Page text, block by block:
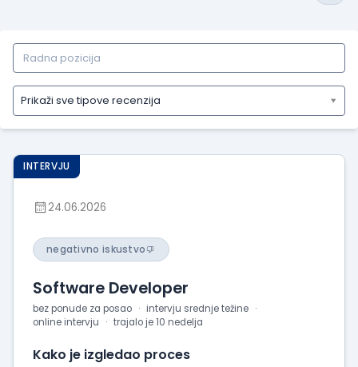
Prikaži sve tipove recenzija
Prikaži
sve
tipove
recenzija
iskustva
radu
utiske
intervjua
INTERVJU
24.06.2026
negativno iskustvo
Software Developer
bez ponude za posao
intervju srednje težine
online intervju
trajalo je 10 nedelja
Kako je izgledao proces